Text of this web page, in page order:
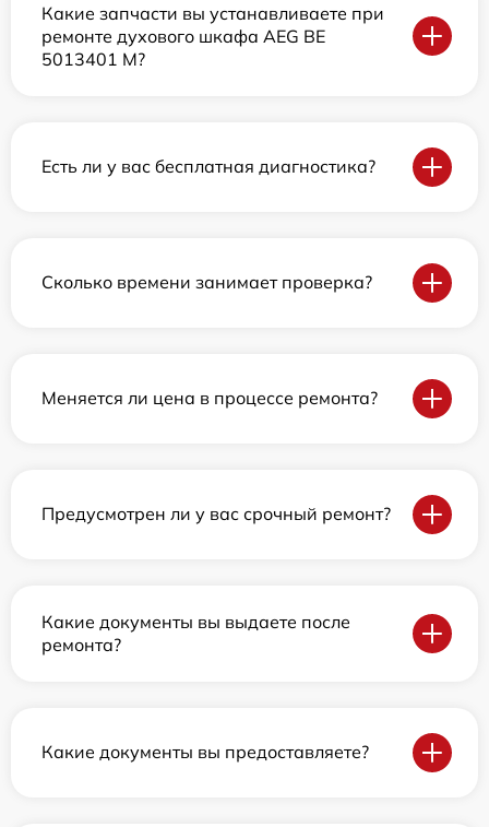
Какие запчасти вы устанавливаете при
ремонте духового шкафа AEG BE
5013401 M?
Есть ли у вас бесплатная диагностика?
Сколько времени занимает проверка?
Меняется ли цена в процессе ремонта?
Предусмотрен ли у вас срочный ремонт?
Какие документы вы выдаете после
ремонта?
Какие документы вы предоставляете?